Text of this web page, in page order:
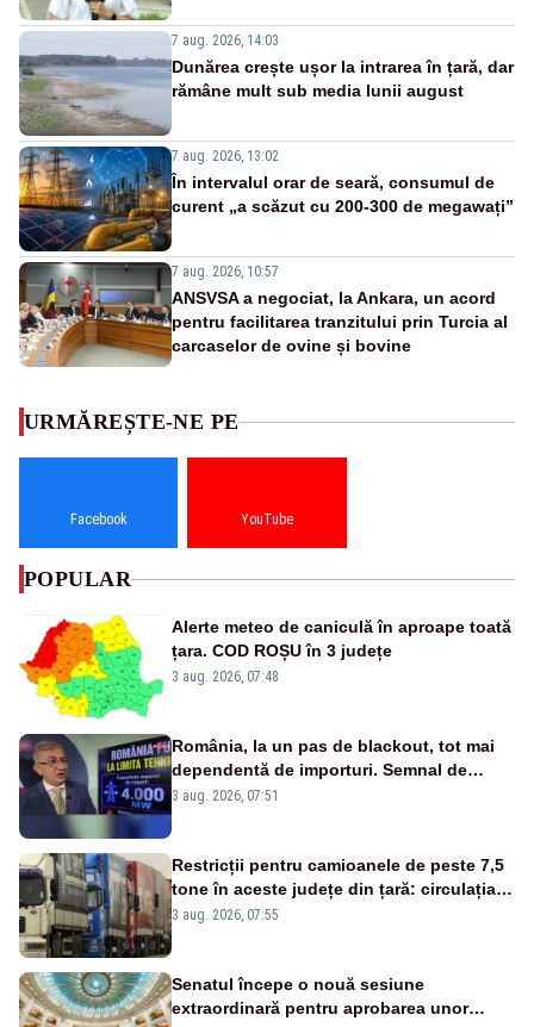
7 aug. 2026, 14:03
Dunărea crește ușor la intrarea în țară, dar
rămâne mult sub media lunii august
7 aug. 2026, 13:02
În intervalul orar de seară, consumul de
curent „a scăzut cu 200-300 de megawați”
7 aug. 2026, 10:57
ANSVSA a negociat, la Ankara, un acord
pentru facilitarea tranzitului prin Turcia al
carcaselor de ovine și bovine
URMĂREȘTE-NE PE
Facebook YouTube
POPULAR
Alerte meteo de caniculă în aproape toată
țara. COD ROȘU în 3 județe
3 aug. 2026, 07:48
România, la un pas de blackout, tot mai
dependentă de importuri. Semnal de
alarmă tras de un expert în energie
3 aug. 2026, 07:51
Restricții pentru camioanele de peste 7,5
tone în aceste județe din țară: circulația
este interzisă luni, între orele 12:00 și
3 aug. 2026, 07:55
Senatul începe o nouă sesiune
extraordinară pentru aprobarea unor